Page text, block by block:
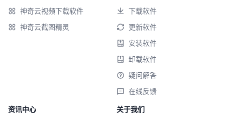
神奇云视频下载软件
神奇云截图精灵
下载软件
更新软件
安装软件
卸载软件
疑问解答
在线反馈
资讯中心
关于我们